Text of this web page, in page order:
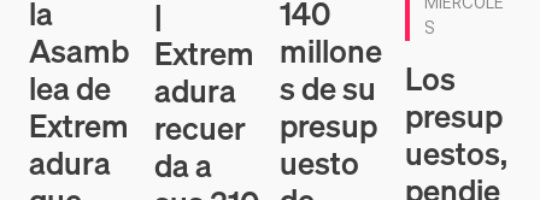
la
Asamb
lea de
Extrem
adura
|
Extrem
adura
recuer
da a
140
millone
s de su
presup
uesto
S
Los
presup
uestos,